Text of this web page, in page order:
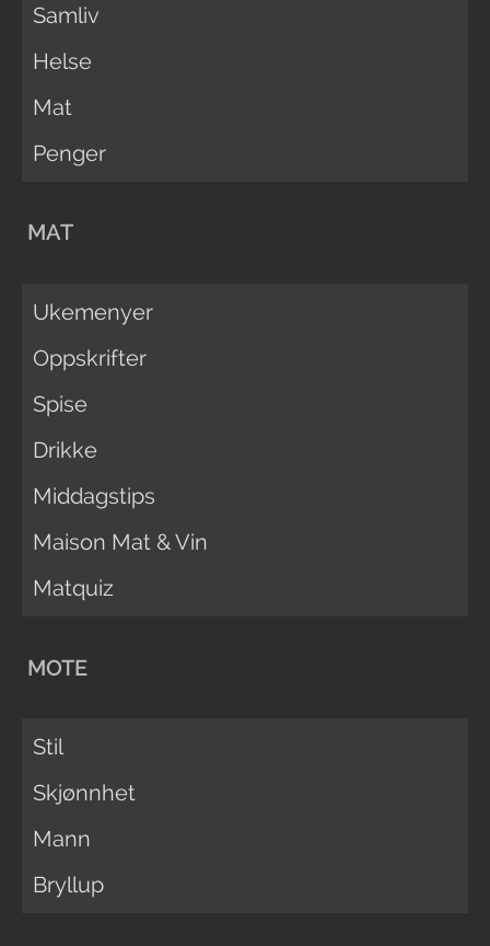
Samliv
Helse
Mat
Penger
MAT
Ukemenyer
Oppskrifter
Spise
Drikke
Middagstips
Maison Mat & Vin
Matquiz
MOTE
Stil
Skjønnhet
Mann
Bryllup